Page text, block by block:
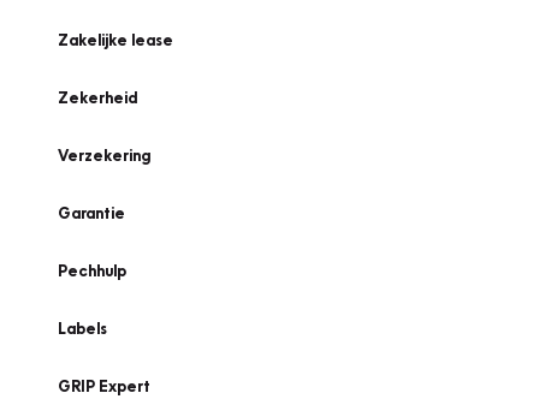
Zakelijke lease
Zekerheid
Verzekering
Garantie
Pechhulp
Labels
GRIP Expert